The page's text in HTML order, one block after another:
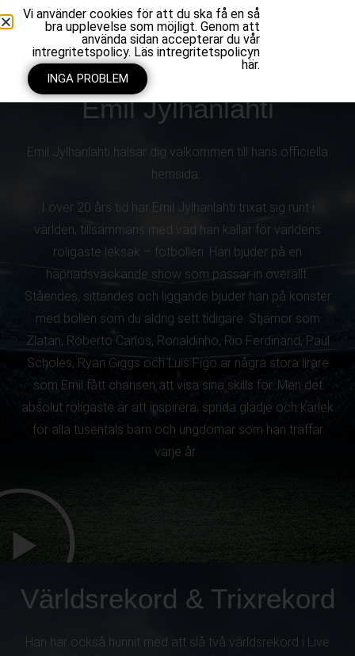
Emil Jylhänlahti
Emil Jylhänlahti hälsar dig välkommen till hans officiella
hemsida.
I över 20 års tid har Emil Jylhänlahti trixat sig runt i
världen, tillsammans med vad han kallar för världens
roligaste leksak – fotbollen. Han bjuder på en
häpnadsväckande show som passar in överallt.
Ståendes, sittandes och liggande bjuder han på konster
med bollen som du aldrig sett tidigare. Stjärnor som
Zlatan, Roberto Carlos, Ronaldinho, Rio Ferdinand, Paul
Scholes, Ryan Giggs och Luis Figo är några stora lirare
som Emil fått chansen att visa sina skills för. Men det
absolut roligaste är att inspirera, sprida glädje och kärlek
för alla tusentals barn och ungdomar som han träffar
varje år.
Världsrekord & Trixrekord
Han har också hunnit med att slå två världsrekord i Live
Vi använder cookies för att du ska få en så
bra upplevelse som möjligt. Genom att
använda sidan accepterar du vår
intregritetspolicy. Läs intregritetspolicyn
här.
INGA PROBLEM